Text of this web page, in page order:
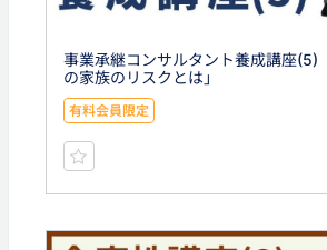
事業承継コンサルタント養成講座(5)
の家族のリスクとは」
有料会員限定